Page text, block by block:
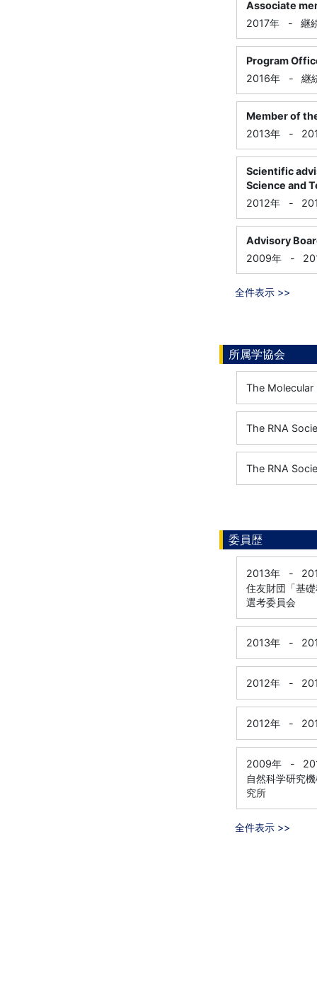
Associate
2017年
- 継
Program
2016年
- 継
Member of
2013年
-
Scientific
Science and
2012年
-
Advisory
2009年
-
全件表示 >>
所属学協会
The
The RNA
The RNA
委員歴
2013年 -
住友財団「基
選考委員会
2013年 -
2012年 -
2012年 -
2009年 -
自然科学研究
究所
全件表示 >>